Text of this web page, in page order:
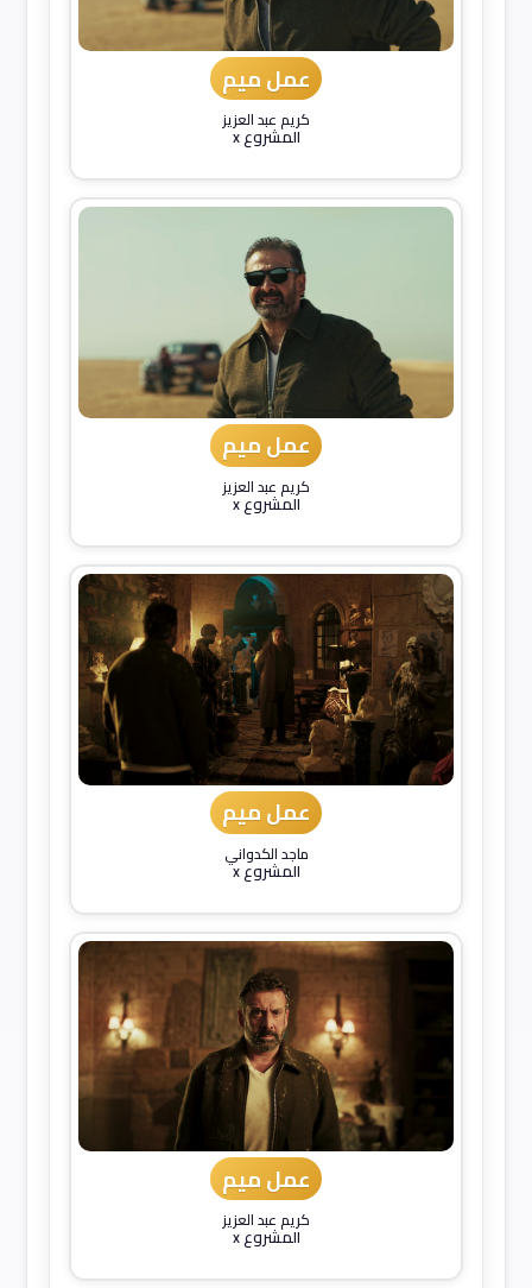
عمل ميم
كريم عبد العزيز
المشروع x
عمل ميم
كريم عبد العزيز
المشروع x
عمل ميم
ماجد الكدواني
المشروع x
عمل ميم
كريم عبد العزيز
المشروع x